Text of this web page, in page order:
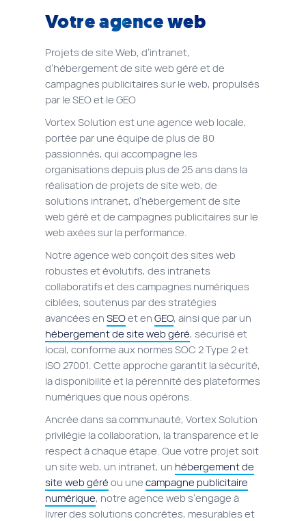
Votre agence web
Projets de site Web, d’intranet,
d’hébergement de site web géré et de
campagnes publicitaires sur le web, propulsés
par le SEO et le GEO
Vortex Solution est une agence web locale,
portée par une équipe de plus de 80
passionnés, qui accompagne les
organisations depuis plus de 25 ans dans la
réalisation de projets de site web, de
solutions intranet, d’hébergement de site
web géré et de campagnes publicitaires sur le
web axées sur la performance.
Notre agence web conçoit des sites web
robustes et évolutifs, des intranets
collaboratifs et des campagnes numériques
ciblées, soutenus par des stratégies
avancées en SEOet en GEO, ainsi que par un
hébergement de site web géré, sécurisé et
local, conforme aux normes SOC 2 Type 2 et
ISO 27001. Cette approche garantit la sécurité,
la disponibilité et la pérennité des plateformes
numériques que nous opérons.
Ancrée dans sa communauté, Vortex Solution
privilégie la collaboration, la transparence et le
respect à chaque étape. Que votre projet soit
un site web, un intranet, un hébergement de
site web géré ou une campagne publicitaire
numérique, notre agence web s’engage à
livrer des solutions concrètes, mesurables et